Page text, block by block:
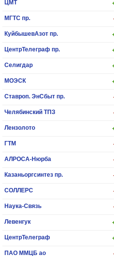
ЦМТ
МГТС пр.
КуйбышевАзот пр.
ЦентрТелеграф пр.
Селигдар
МОЭСК
Ставроп. ЭнСбыт пр.
Челябинский ТПЗ
Лензолото
ГТМ
АЛРОСА-Нюрба
Казаньоргсинтез пр.
СОЛЛЕРС
Наука-Связь
Левенгук
ЦентрТелеграф
ПАО ММЦБ ао